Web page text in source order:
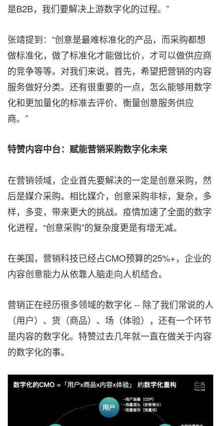
是B2B，我们要解决上游数字化的过程。”
张靖提到： “创意是最难标准化的产品，而采购都想
做标准化，做了标准化才能做比价，才可以做供应商
的竞争等等。对我们来说，首先，希望把营销的内容
服务做好分类。还有很重要的一点，怎么能够用数字
化和更加量化的标准去评价、衡量创意服务供应
商。”
特赞内容中台：赋能营销采购数字化未来
在营销领域，企业首先要解决的一定是创意采购，然
后是媒介采购。相比媒介，创意采购非标，复杂，多
样，多变，带来更大的挑战。疫情加速了全面的数字
化进程，“创意采购”的复杂度更是有增无减。
在美国，营销科技已经占CMO预算的25%+，企业的
内容创意能力从依靠人脑走向人机结合。
营销正在经历很多领域的数字化 -- 除了我们常说的人
（用户）、货（商品）、场（体验），还有一个环节
是内容的数字化。特赞过去几年就一直在做关于内容
的数字化的事。